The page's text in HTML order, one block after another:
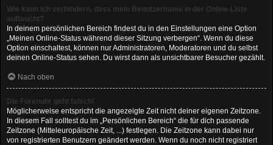
Wie kann ich verhindern, dass mein Benutzername in der Online-Liste
auftaucht?
In deinem persönlichen Bereich findest du in den Einstellungen eine Option
„Meinen Online-Status während dieser Sitzung verbergen“. Wenn du diese
Option einschaltest, können nur Administratoren, Moderatoren und du selbst
deinen Online-Status sehen. Du wirst dann als unsichtbarer Besucher gezählt.
Nach oben
Die Forenuhr geht falsch!
Möglicherweise entspricht die angezeigte Zeit nicht deiner eigenen Zeitzone.
In diesem Fall solltest du im „Persönlichen Bereich“ die für dich passende
Zeitzone (Mitteleuropäische Zeit, ...) festlegen. Die Zeitzone kann dabei nur
von registrierten Benutzern geändert werden. Wenn du noch nicht registriert